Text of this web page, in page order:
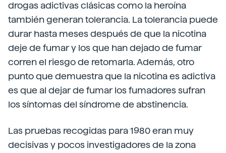
drogas adictivas clásicas como la heroína
también generan tolerancia. La tolerancia puede
durar hasta meses después de que la nicotina
deje de fumar y los que han dejado de fumar
corren el riesgo de retomarla. Además, otro
punto que demuestra que la nicotina es adictiva
es que al dejar de fumar los fumadores sufran
los síntomas del síndrome de abstinencia.
Las pruebas recogidas para 1980 eran muy
decisivas y pocos investigadores de la zona